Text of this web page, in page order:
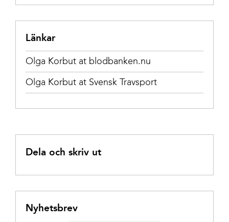
Länkar
Olga Korbut at blodbanken.nu
Olga Korbut at Svensk Travsport
Dela och skriv ut
Nyhetsbrev